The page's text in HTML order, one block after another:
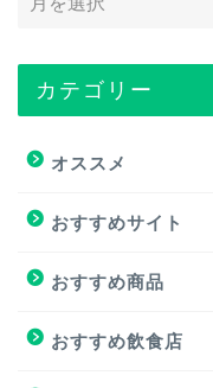
カテゴリー
オススメ
おすすめサイト
おすすめ商品
おすすめ飲食店